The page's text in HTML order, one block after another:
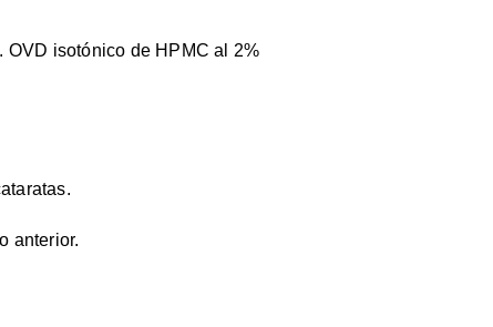
isotónico de HPMC al 2%
anterior.